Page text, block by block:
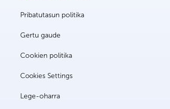
Pribatutasun politika
Gertu gaude
Cookien politika
Cookies Settings
Lege-oharra